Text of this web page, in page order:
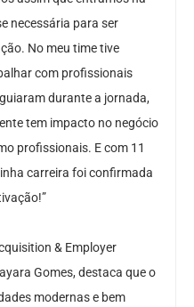
necessária para ser
No meu time tive
com profissionais
durante a jornada,
tem impacto no negócio
profissionais. E com 11
carreira foi confirmada
& Employer
Gomes, destaca que o
modernas e bem